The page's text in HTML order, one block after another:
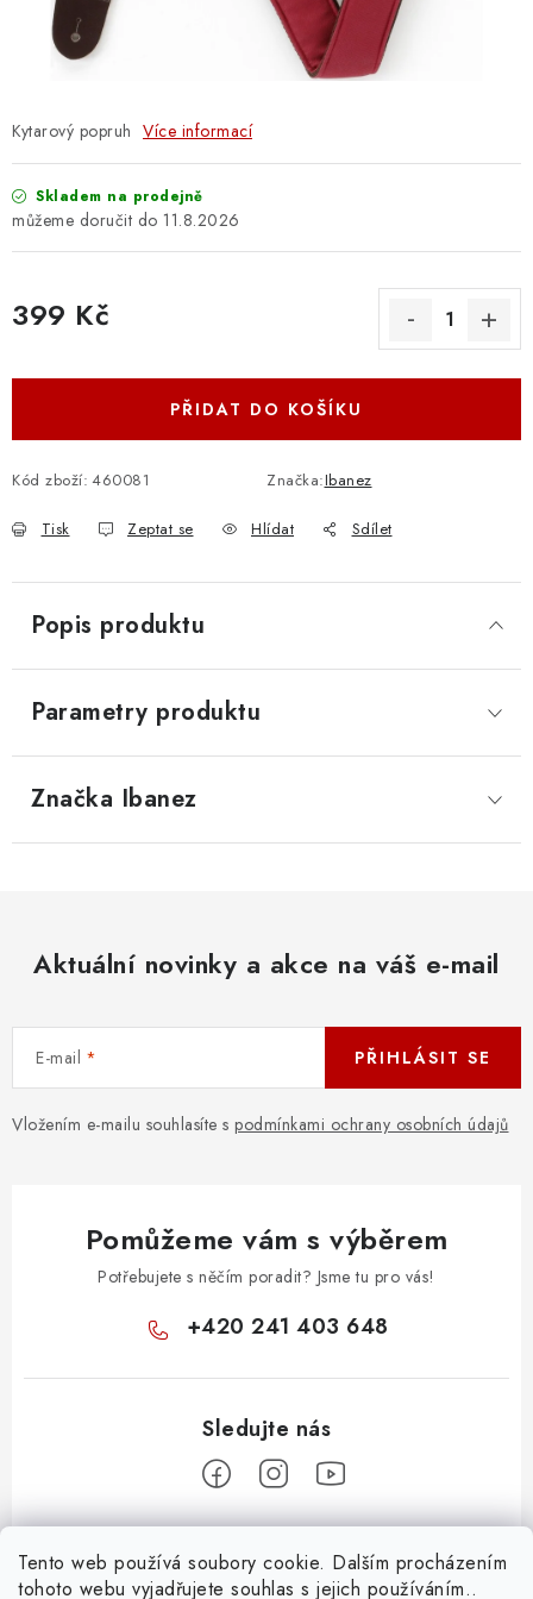
Tento web používá soubory cookie. Dalším procházením
tohoto webu vyjadřujete souhlas s jejich používáním..
AKCE A SLEVY
KONTAKTY
O E-SHOPU
OBCHODNÍ PODMÍNKY
ODSTOUPENÍ OD SMLOUVY
ZÁSADY ZPRACOVÁNÍ OSOBNÍCH ÚDAJŮ
KONTAKTY O E-SHOPU
BLOG
OBCHODNÍ PODMÍNKY
ODSTOUPENÍ OD SMLOUVY
Kytarový popruh Více informací
Skladem na prodejně
11.8.2026
399 Kč
PŘIDAT DO KOŠÍKU
Kód zboží: 460081 Značka:Ibanez
Tisk Zeptat se Hlídat Sdílet
Popis produktu
Parametry produktu
Značka Ibanez
Aktuální novinky a akce na váš e-mail
E-mail
Vložením e-mailu souhlasíte s podmínkami ochrany osobních údajů
PŘIHLÁSIT SE
Pomůžeme vám s výběrem
Potřebujete s něčím poradit? Jsme tu pro vás!
+420 241 403 648
Z